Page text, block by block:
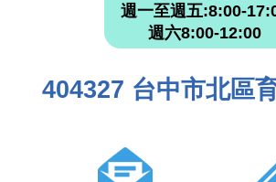
週一至週五:8:00-
週六8:00-12:00
404327 台中市北區